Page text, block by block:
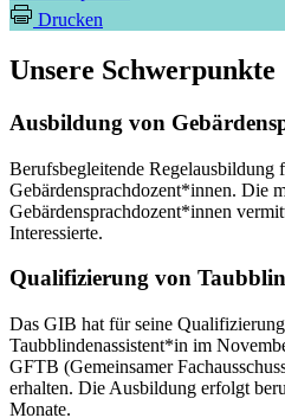
Drucken
Unsere Schwerpunkte
Ausbildung von
Berufsbegleitende Regelausbildung
Gebärdensprachdozent*innen. Die
Gebärdensprachdozent*innen
Interessierte.
Qualifizierung von
Das GIB hat für seine
Taubblindenassistent*in im
GFTB (Gemeinsamer
erhalten. Die Ausbildung erfolgt
Monate.